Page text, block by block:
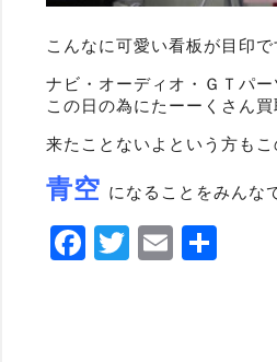
こんなに可愛い看板が目印
ナビ・オーディオ・ＧＴパ
この日の為にたーーくさん
来たことないよという方も
青空 になることをみんな
Facebook
Twitter
Email